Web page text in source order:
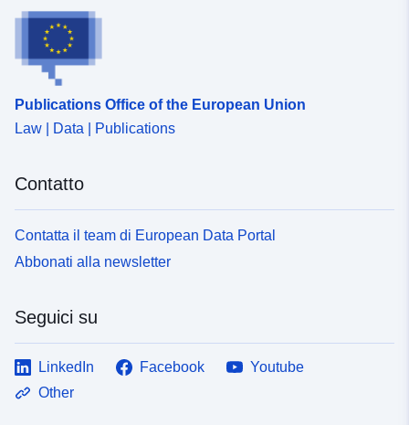
Publications Office of the European Union
Law | Data | Publications
Contatto
Contatta il team di European Data Portal
Abbonati alla newsletter
Seguici su
LinkedIn Facebook
Youtube
Other